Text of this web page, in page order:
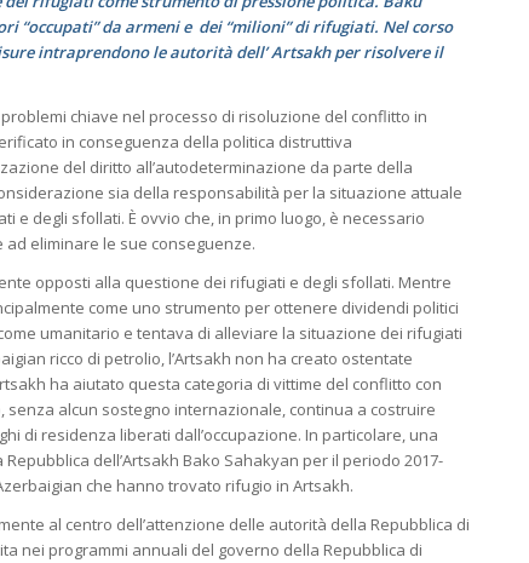
“occupati” da armeni e dei “milioni” di rifugiati. Nel corso
intraprendono le autorità dell’ Artsakh per risolvere il
chiave nel processo di risoluzione del conflitto in
in conseguenza della politica distruttiva
del diritto all’autodeterminazione da parte della
sia della responsabilità per la situazione attuale
degli sfollati. È ovvio che, in primo luogo, è necessario
eliminare le sue conseguenze.
opposti alla questione dei rifugiati e degli sfollati. Mentre
come uno strumento per ottenere dividendi politici
umanitario e tentava di alleviare la situazione dei rifugiati
ricco di petrolio, l’Artsakh non ha creato ostentate
ha aiutato questa categoria di vittime del conflitto con
senza alcun sostegno internazionale, continua a costruire
di residenza liberati dall’occupazione. In particolare, una
dell’Artsakh Bako Sahakyan per il periodo 2017-
che hanno trovato rifugio in Artsakh.
al centro dell’attenzione delle autorità della Repubblica di
nei programmi annuali del governo della Repubblica di